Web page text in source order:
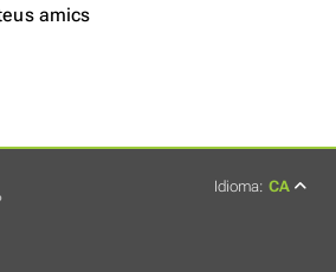
amics
Idioma: CA